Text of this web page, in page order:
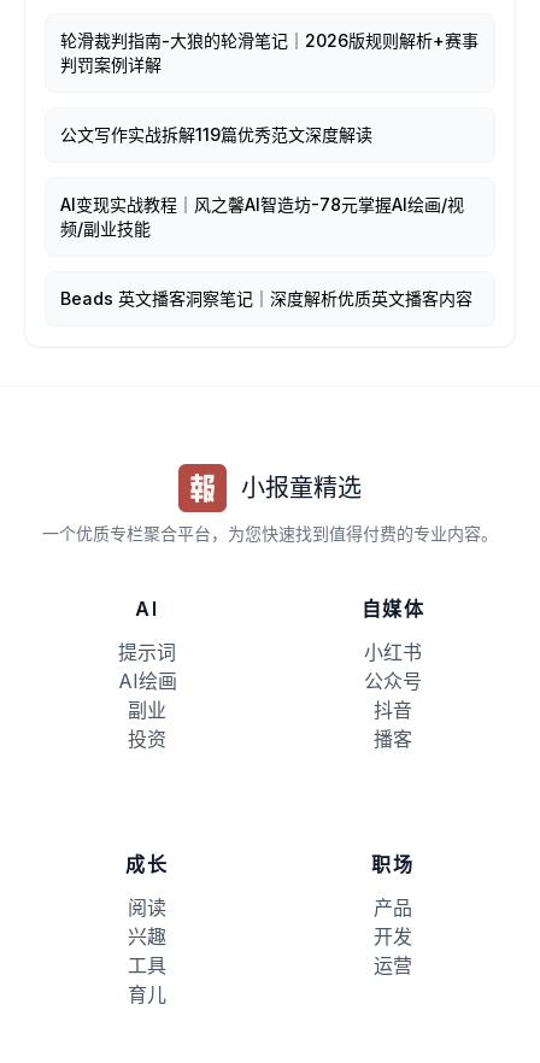
轮滑裁判指南-大狼的轮滑笔记｜2026版规则解析+赛事
判罚案例详解
公文写作实战拆解119篇优秀范文深度解读
AI变现实战教程｜风之馨AI智造坊-78元掌握AI绘画/视
频/副业技能
Beads 英文播客洞察笔记｜深度解析优质英文播客内容
小报童精选
一个优质专栏聚合平台，为您快速找到值得付费的专业内容。
AI
提示词
AI绘画
副业
投资
自媒体
小红书
公众号
抖音
播客
成长
阅读
兴趣
工具
育儿
职场
产品
开发
运营